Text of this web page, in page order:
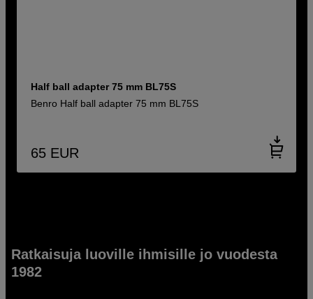
Half ball adapter 75 mm BL75S
Benro Half ball adapter 75 mm BL75S
65 EUR
Ratkaisuja luoville ihmisille jo vuodesta
1982